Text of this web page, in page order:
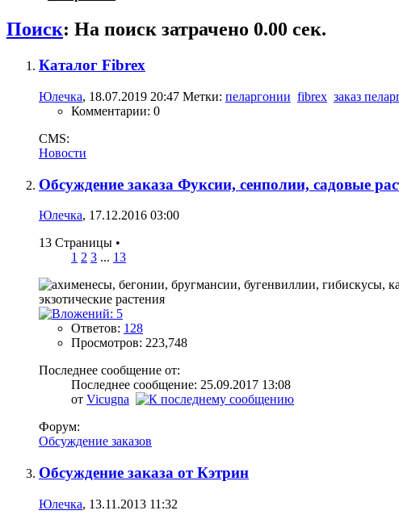
Поиск: На поиск затрачено 0.00 сек.
Каталог Fibrex
Юлечка, 18.07.2019 20:47 Метки: пеларгонии fibrex заказ
Комментарии: 0
CMS:
Новости
Обсуждение заказа Фуксии, сенполии, садовые
Юлечка, 17.12.2016 03:00
13 Страницы •
1 2 3 ... 13
Ответов: 128
Просмотров: 223,748
Последнее сообщение от:
Последнее сообщение: 25.09.2017 13:08
от Vicugna
Форум:
Обсуждение заказов
Обсуждение заказа от Кэтрин
Юлечка, 13.11.2013 11:32